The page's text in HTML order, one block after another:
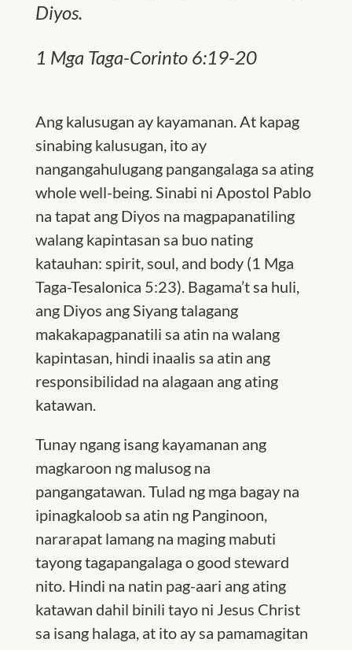
Diyos.
1 Mga Taga-Corinto 6:19-20
Ang kalusugan ay kayamanan. At kapag
sinabing kalusugan, ito ay
nangangahulugang pangangalaga sa ating
whole well-being. Sinabi ni Apostol Pablo
na tapat ang Diyos na magpapanatiling
walang kapintasan sa buo nating
katauhan: spirit, soul, and body (1 Mga
Taga-Tesalonica 5:23). Bagama’t sa huli,
ang Diyos ang Siyang talagang
makakapagpanatili sa atin na walang
kapintasan, hindi inaalis sa atin ang
responsibilidad na alagaan ang ating
katawan.
Tunay ngang isang kayamanan ang
magkaroon ng malusog na
pangangatawan. Tulad ng mga bagay na
ipinagkaloob sa atin ng Panginoon,
nararapat lamang na maging mabuti
tayong tagapangalaga o good steward
nito. Hindi na natin pag-aari ang ating
katawan dahil binili tayo ni Jesus Christ
sa isang halaga, at ito ay sa pamamagitan